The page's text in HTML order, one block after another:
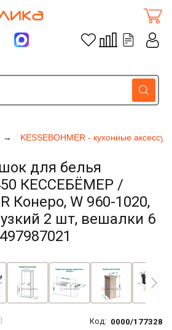
KESSEBOHMER - кухонные
для белья
КЕССЕБЁМЕР /
Конеро, W 960-1020,
2 шт, вешалки 6
Код: 0000/177328